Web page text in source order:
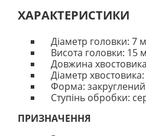
ХАРАКТЕРИСТИКИ
Діаметр головки: 7
Висота головки: 15
Довжина
Діаметр
Форма: закруглений
Ступінь обробки:
ПРИЗНАЧЕННЯ